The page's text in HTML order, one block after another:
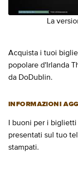
La
Acquista i tuoi
popolare d'Irlanda
da DoDublin.
INFORMAZIONI
I buoni per i
presentati sul tuo
stampati.